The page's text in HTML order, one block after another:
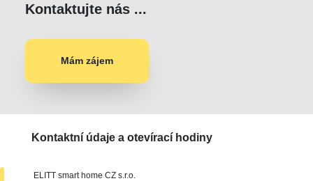
Kontaktujte nás ...
Mám zájem
Kontaktní údaje a otevírací hodiny
ELITT smart home CZ s.r.o.